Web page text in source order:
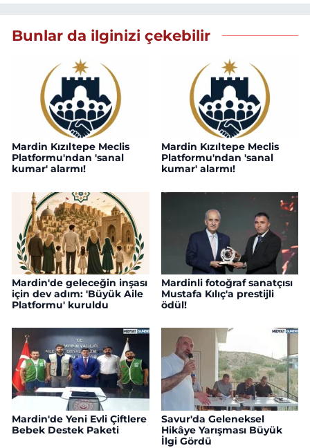
Bunlar da ilginizi çekebilir
Mardin Kızıltepe Meclis
Platformu'ndan 'sanal
kumar' alarmı!
Mardin Kızıltepe Meclis
Platformu'ndan 'sanal
kumar' alarmı!
Mardin'de geleceğin inşası
için dev adım: 'Büyük Aile
Platformu' kuruldu
Mardinli fotoğraf sanatçısı
Mustafa Kılıç'a prestijli
ödül!
Mardin'de Yeni Evli Çiftlere
Bebek Destek Paketi
Savur'da Geleneksel
Hikâye Yarışması Büyük
İlgi Gördü